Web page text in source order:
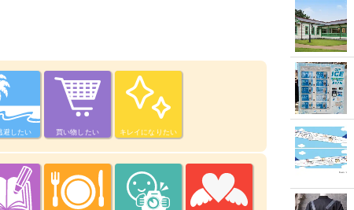
避したい 買い物したい キレイになりたい